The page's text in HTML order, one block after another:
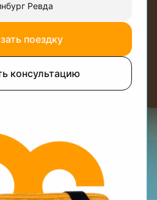
Ревда
поездку
консультацию